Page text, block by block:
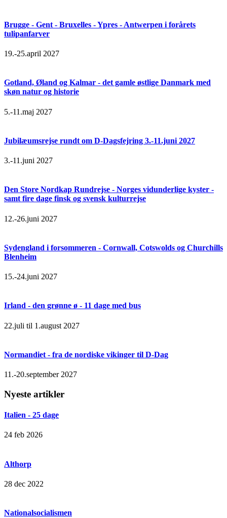
Brugge - Gent - Bruxelles - Ypres - Antwerpen i forårets
tulipanfarver
19.-25.april 2027
Gotland, Øland og Kalmar - det gamle østlige Danmark med
skøn natur og historie
5.-11.maj 2027
Jubilæumsrejse rundt om D-Dagsfejring 3.-11.juni 2027
3.-11.juni 2027
Den Store Nordkap Rundrejse - Norges vidunderlige kyster -
samt fire dage finsk og svensk kulturrejse
12.-26.juni 2027
Sydengland i forsommeren - Cornwall, Cotswolds og Churchills
Blenheim
15.-24.juni 2027
Irland - den grønne ø - 11 dage med bus
22.juli til 1.august 2027
Normandiet - fra de nordiske vikinger til D-Dag
11.-20.september 2027
Nyeste artikler
Italien - 25 dage
24 feb 2026
Althorp
28 dec 2022
Nationalsocialismen